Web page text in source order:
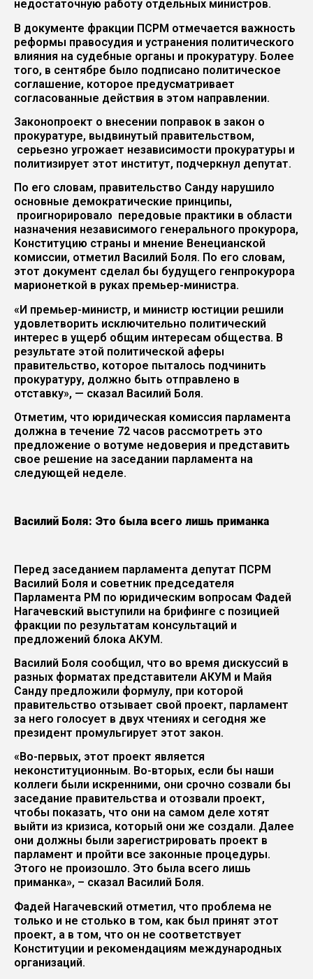
недостаточную работу отдельных министров.
В документе фракции ПСРМ отмечается важность
реформы правосудия и устранения политического
влияния на судебные органы и прокуратуру. Более
того, в сентябре было подписано политическое
соглашение, которое предусматривает
согласованные действия в этом направлении.
Законопроект о внесении поправок в закон о
прокуратуре, выдвинутый правительством,
серьезно угрожает независимости прокуратуры и
политизирует этот институт, подчеркнул депутат.
По его словам, правительство Санду нарушило
основные демократические принципы,
проигнорировало передовые практики в области
назначения независимого генерального прокурора,
Конституцию страны и мнение Венецианской
комиссии, отметил Василий Боля. По его словам,
этот документ сделал бы будущего генпрокурора
марионеткой в руках премьер-министра.
«И премьер-министр, и министр юстиции решили
удовлетворить исключительно политический
интерес в ущерб общим интересам общества. В
результате этой политической аферы
правительство, которое пыталось подчинить
прокуратуру, должно быть отправлено в
отставку», — сказал Василий Боля.
Отметим, что юридическая комиссия парламента
должна в течение 72 часов рассмотреть это
предложение о вотуме недоверия и представить
свое решение на заседании парламента на
следующей неделе.
Василий Боля: Это была всего лишь приманка
Перед заседанием парламента депутат ПСРМ
Василий Боля и советник председателя
Парламента РМ по юридическим вопросам Фадей
Нагачевский выступили на брифинге с позицией
фракции по результатам консультаций и
предложений блока АКУМ.
Василий Боля сообщил, что во время дискуссий в
разных форматах представители АКУМ и Майя
Санду предложили формулу, при которой
правительство отзывает свой проект, парламент
за него голосует в двух чтениях и сегодня же
президент промульгирует этот закон.
«Во-первых, этот проект является
неконституционным. Во-вторых, если бы наши
коллеги были искренними, они срочно созвали бы
заседание правительства и отозвали проект,
чтобы показать, что они на самом деле хотят
выйти из кризиса, который они же создали. Далее
они должны были зарегистрировать проект в
парламент и пройти все законные процедуры.
Этого не произошло. Это была всего лишь
приманка», – сказал Василий Боля.
Фадей Нагачевский отметил, что проблема не
только и не столько в том, как был принят этот
проект, а в том, что он не соответствует
Конституции и рекомендациям международных
организаций.